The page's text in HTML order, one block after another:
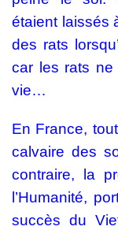
étaient laissés
des rats
car les rats ne
vie…
En France,
calvaire des
contraire, la
l’Humanité,
succès du